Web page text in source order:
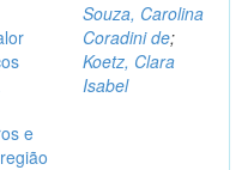
e
Souza, Carolina
Coradini de;
Koetz, Clara
Isabel